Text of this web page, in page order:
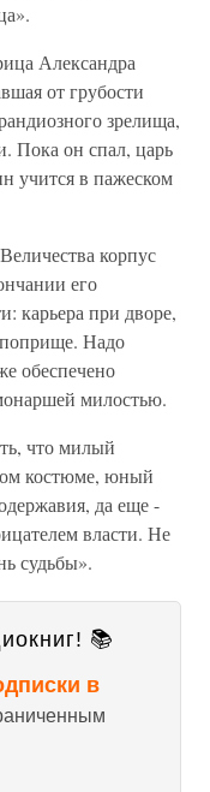
Александра
от грубости
зрелища,
Пока он спал, царь
учится в пажеском
корпус
его
карьера при дворе,
Надо
обеспечено
милостью.
что милый
костюме, юный
да еще -
власти. Не
судьбы».
📚
в